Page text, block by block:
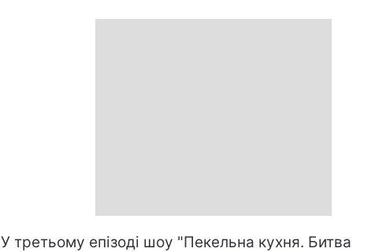
У третьому епізоді шоу "Пекельна кухня. Битва